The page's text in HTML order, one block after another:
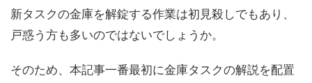
新タスクの金庫を解錠する作業は初見殺しでもあり、
戸惑う方も多いのではないでしょうか。
そのため、本記事一番最初に金庫タスクの解説を配置